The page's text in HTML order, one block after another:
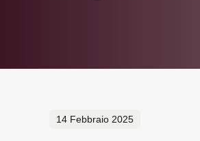
14 Febbraio 2025